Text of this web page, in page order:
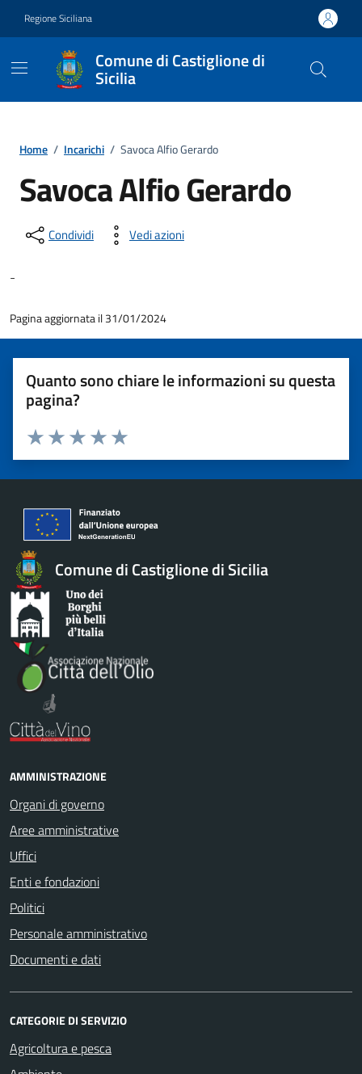
Regione Siciliana
Comune di Castiglione di
Sicilia
Home / Incarichi / Savoca Alfio Gerardo
Savoca Alfio Gerardo
Condividi Vedi azioni
-
Pagina aggiornata il 31/01/2024
Quanto sono chiare le informazioni su questa
pagina?
Valuta 5 stelle su 5
Valuta 4 stelle su 5
Valuta 3 stelle su 5
Valuta 2 stelle su 5
Valuta 1 stelle su 5
Comune di Castiglione di Sicilia
AMMINISTRAZIONE
Organi di governo
Aree amministrative
Uffici
Enti e fondazioni
Politici
Personale amministrativo
Documenti e dati
CATEGORIE DI SERVIZIO
Agricoltura e pesca